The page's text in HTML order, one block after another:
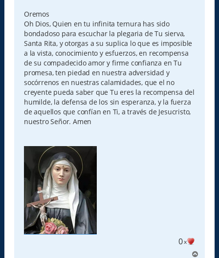
Oremos
Oh Dios, Quien en tu infinita ternura has sido
bondadoso para escuchar la plegaria de Tu sierva,
Santa Rita, y otorgas a su suplica lo que es imposible
a la vista, conocimiento y esfuerzos, en recompensa
de su compadecido amor y firme confianza en Tu
promesa, ten piedad en nuestra adversidad y
socórrenos en nuestras calamidades, que el no
creyente pueda saber que Tu eres la recompensa del
humilde, la defensa de los sin esperanza, y la fuerza
de aquellos que confían en Ti, a través de Jesucristo,
nuestro Señor. Amen
0x